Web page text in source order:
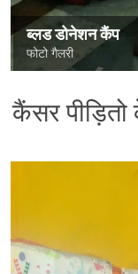
ब्लड डोनेशन कैंप
फोटो गैलरी
कैंसर